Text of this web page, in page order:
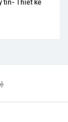
tín- Thiết kế